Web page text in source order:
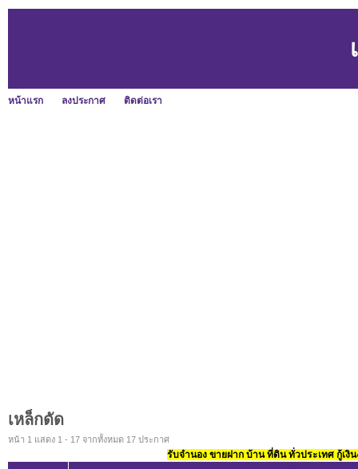
หน้าแรก ลงประกาศ ติดต่อเรา
เหล็กดัด
หน้า 1 แสดง 1 - 17 จากทั้งหมด 17 ประกาศ
รับจำนอง ขายฝาก บ้าน ที่ดิน ทั่วประเทศ กู้เงิ